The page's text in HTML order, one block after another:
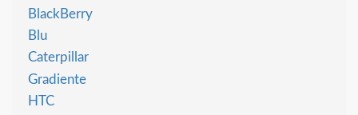
BlackBerry
Blu
Caterpillar
Gradiente
HTC